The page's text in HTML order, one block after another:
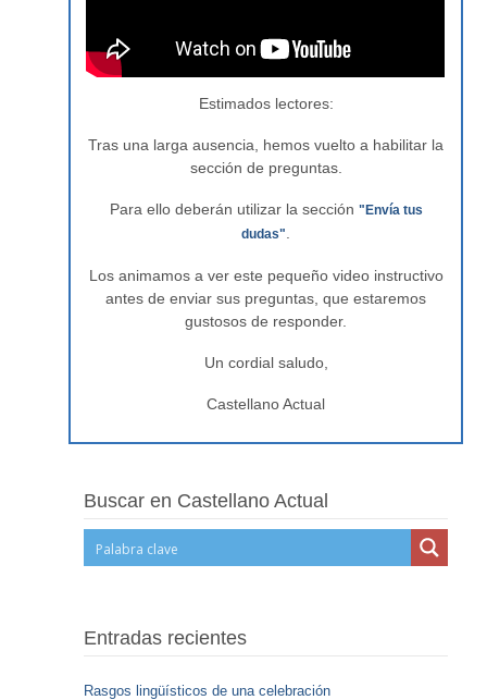
Estimados lectores:
Tras una larga ausencia, hemos vuelto a habilitar la
sección de preguntas.
Para ello deberán utilizar la sección "Envía tus
dudas"
Los animamos a ver este pequeño video instructivo
antes de enviar sus preguntas, que estaremos
gustosos de responder.
Un cordial saludo,
Castellano Actual
Buscar en Castellano Actual
Entradas recientes
Rasgos lingüísticos de una celebración